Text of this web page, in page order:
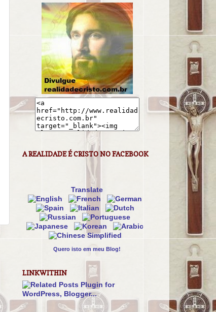
A REALIDADE É CRISTO NO FACEBOOK
Translate
Quero isto em meu Blog!
LINKWITHIN